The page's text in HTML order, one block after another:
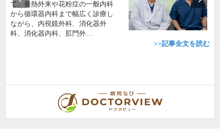
て、発熱外来や花粉症の一般内科
から循環器内科まで幅広く診療し
ながら、内視鏡外科、消化器外
科、消化器内科、肛門外…
>>記事全文を読む